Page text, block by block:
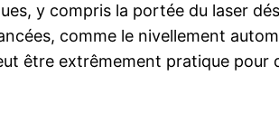
y compris la portée du laser
comme le nivellement
être extrêmement pratique pour